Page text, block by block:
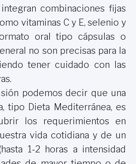
combinaciones fijas
vitaminas C y E, selenio y
oral tipo cápsulas o
no son precisas para la
tener cuidado con las
podemos decir que una
tipo Dieta Mediterránea, es
los requerimientos en
vida cotidiana y de un
1-2 horas a intensidad